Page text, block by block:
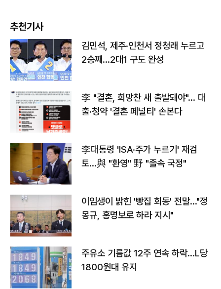
추천기사
김민석, 제주·인천서 정청래 누르고
2승째…2대1 구도 완성
李 "결혼, 희망찬 새 출발돼야"… 대
출·청약 '결혼 페널티' 손본다
李대통령 'ISA·주가 누르기' 재검
토…與 "환영" 野 "졸속 국정"
이임생이 밝힌 '빵집 회동' 전말…"정
몽규, 홍명보로 하라 지시"
주유소 기름값 12주 연속 하락…L당
1800원대 유지